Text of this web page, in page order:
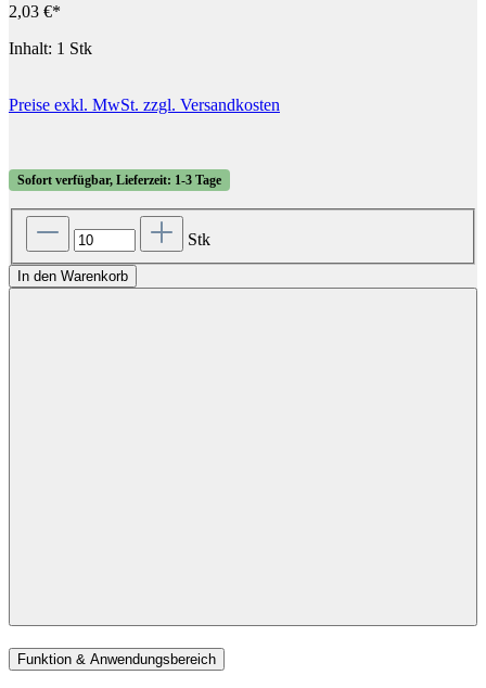
2,03 €*
Inhalt: 1 Stk
Preise exkl. MwSt. zzgl. Versandkosten
Sofort verfügbar, Lieferzeit: 1-3 Tage
Stk
In den Warenkorb
Funktion & Anwendungsbereich